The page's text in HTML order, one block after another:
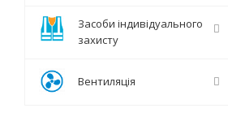
Засоби індивідуального
захисту
Вентиляція